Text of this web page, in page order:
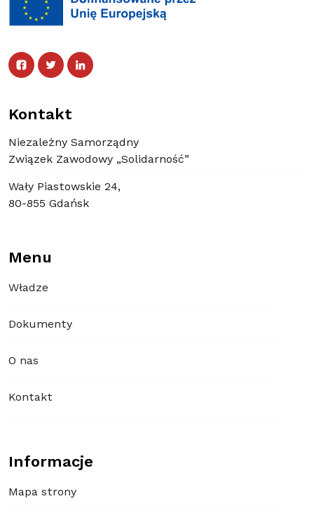
Facebook Facebook
TwitterTwitter
Linked In
Kontakt
Niezależny Samorządny
Związek Zawodowy „Solidarność”
Wały Piastowskie 24,
80-855 Gdańsk
Menu
Władze
Dokumenty
O nas
Kontakt
Informacje
Mapa strony